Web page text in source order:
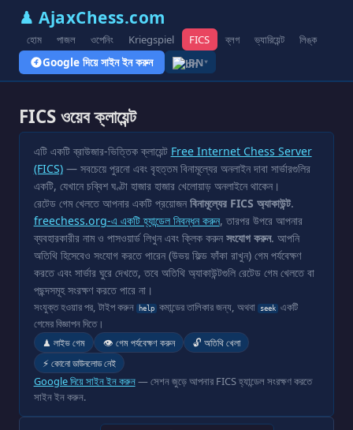
♟ AjaxChess.com
হোম পাজল ওপেনিং Kriegspiel FICS ব্লগ ভ্যারিয়েন্ট লিঙ্ক
Google দিয়ে সাইন ইন করুন BN▾
FICS ওয়েব ক্লায়েন্ট
এটি একটি ব্রাউজার-ভিত্তিক ক্লায়েন্ট Free Internet Chess Server
(FICS)— সবচেয়ে পুরনো এবং বৃহত্তম বিনামূল্যের অনলাইন দাবা সার্ভারগুলির
একটি, যেখানে চব্বিশ ঘণ্টা হাজার হাজার খেলোয়াড় অনলাইনে থাকেন।
রেটেড গেম খেলতে আপনার একটি প্রয়োজন বিনামূল্যের FICS অ্যাকাউন্ট.
freechess.org-এ একটি হ্যান্ডেল নিবন্ধন করুন, তারপর উপরে আপনার
ব্যবহারকারীর নাম ও পাসওয়ার্ড লিখুন এবং ক্লিক করুন সংযোগ করুন. আপনি
অতিথি হিসেবেও সংযোগ করতে পারেন (উভয় ফিল্ড ফাঁকা রাখুন) গেম পর্যবেক্ষণ
করতে এবং সার্ভার ঘুরে দেখতে, তবে অতিথি অ্যাকাউন্টগুলি রেটেড গেম খেলতে বা
পছন্দসমূহ সংরক্ষণ করতে পারে না।
সংযুক্ত হওয়ার পর, টাইপ করুন help কমান্ডের তালিকার জন্য, অথবা seek একটি
গেমের বিজ্ঞাপন দিতে।
♟ লাইভ গেম 👁 গেম পর্যবেক্ষণ করুন
🔓 অতিথি খেলা
⚡ কোনো ডাউনলোড নেই
Google দিয়ে সাইন ইন করুন— সেশন জুড়ে আপনার FICS হ্যান্ডেল সংরক্ষণ করতে
সাইন ইন করুন.